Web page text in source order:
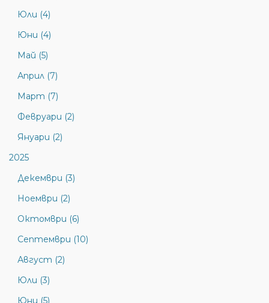
Юли (4)
Юни (4)
Май (5)
Април (7)
Март (7)
Февруари (2)
Януари (2)
2025
Декември (3)
Ноември (2)
Октомври (6)
Септември (10)
Август (2)
Юли (3)
Юни (5)